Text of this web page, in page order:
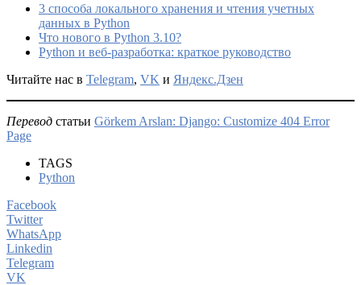
3 способа локального хранения и чтения учетных
данных в Python
Что нового в Python 3.10?
Python и веб-разработка: краткое руководство
Читайте нас в Telegram, VK и Яндекс.Дзен
Перевод статьи Görkem Arslan: Django: Customize 404 Error
Page
TAGS
Python
Facebook
Twitter
WhatsApp
Linkedin
Telegram
VK